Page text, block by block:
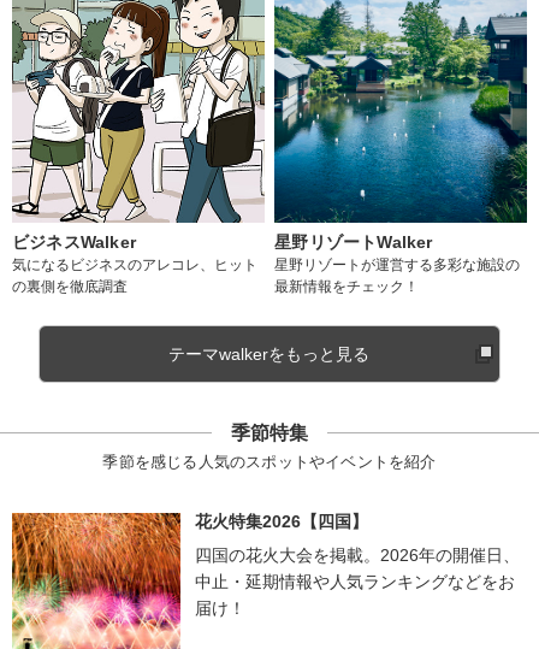
ビジネスWalker
気になるビジネスのアレコレ、ヒット
の裏側を徹底調査
星野リゾートWalker
星野リゾートが運営する多彩な施設の
最新情報をチェック！
テーマwalkerをもっと見る
季節特集
季節を感じる人気のスポットやイベントを紹介
花火特集2026【四国】
四国の花火大会を掲載。2026年の開催日、
中止・延期情報や人気ランキングなどをお
届け！